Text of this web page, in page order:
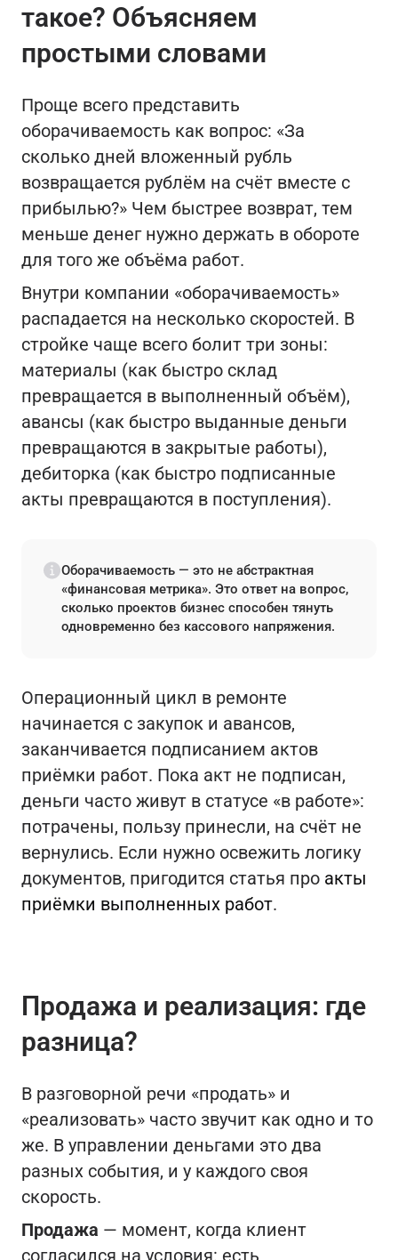
такое? Объясняем
простыми словами
Проще всего представить
оборачиваемость как вопрос: «За
сколько дней вложенный рубль
возвращается рублём на счёт вместе с
прибылью?» Чем быстрее возврат, тем
меньше денег нужно держать в обороте
для того же объёма работ.
Внутри компании «оборачиваемость»
распадается на несколько скоростей. В
стройке чаще всего болит три зоны:
материалы (как быстро склад
превращается в выполненный объём),
авансы (как быстро выданные деньги
превращаются в закрытые работы),
дебиторка (как быстро подписанные
акты превращаются в поступления).
Оборачиваемость — это не абстрактная
«финансовая метрика». Это ответ на вопрос,
сколько проектов бизнес способен тянуть
одновременно без кассового напряжения.
Операционный цикл в ремонте
начинается с закупок и авансов,
заканчивается подписанием актов
приёмки работ. Пока акт не подписан,
деньги часто живут в статусе «в работе»:
потрачены, пользу принесли, на счёт не
вернулись. Если нужно освежить логику
документов, пригодится статья про акты
приёмки выполненных работ.
Продажа и реализация: где
разница?
В разговорной речи «продать» и
«реализовать» часто звучит как одно и то
же. В управлении деньгами это два
разных события, и у каждого своя
скорость.
Продажа — момент, когда клиент
согласился на условия: есть